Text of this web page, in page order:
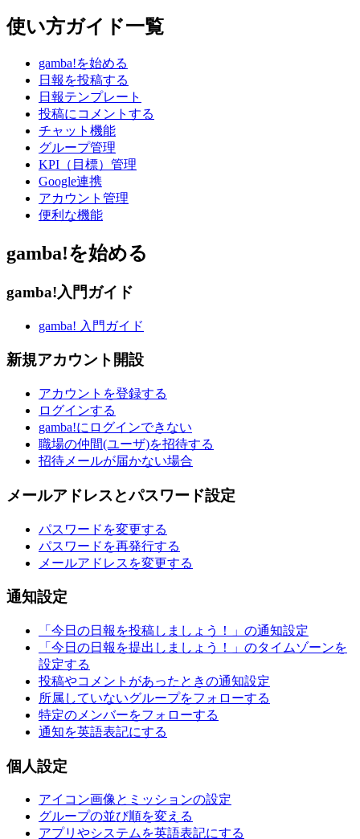
使い方ガイド一覧
gamba!を始める
日報を投稿する
日報テンプレート
投稿にコメントする
チャット機能
グループ管理
KPI（目標）管理
Google連携
アカウント管理
便利な機能
gamba!を始める
gamba!入門ガイド
gamba! 入門ガイド
新規アカウント開設
アカウントを登録する
ログインする
gamba!にログインできない
職場の仲間(ユーザ)を招待する
招待メールが届かない場合
メールアドレスとパスワード設定
パスワードを変更する
パスワードを再発行する
メールアドレスを変更する
通知設定
「今日の日報を投稿しましょう！」の通知設定
「今日の日報を提出しましょう！」のタイムゾーンを
設定する
投稿やコメントがあったときの通知設定
所属していないグループをフォローする
特定のメンバーをフォローする
通知を英語表記にする
個人設定
アイコン画像とミッションの設定
グループの並び順を変える
アプリやシステムを英語表記にする